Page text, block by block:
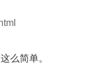
么简单。